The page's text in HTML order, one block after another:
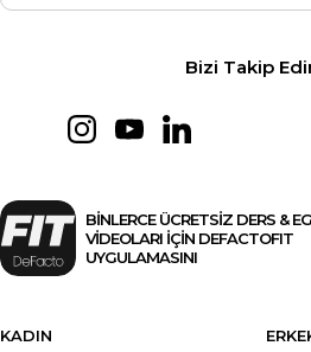
Bizi Takip
BİNLERCE ÜCRETSİZ DERS &
VİDEOLARI İÇİN DEFACTOFIT
UYGULAMASINI
KADIN